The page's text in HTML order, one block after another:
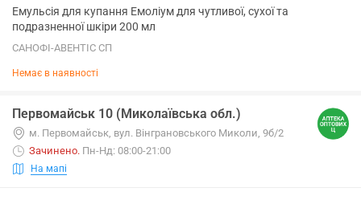
Емульсія для купання Емоліум для чутливої, сухої та
подразненної шкіри 200 мл
САНОФІ-АВЕНТІС СП
Немає в наявності
Первомайськ 10 (Миколаївська обл.)
м. Первомайськ, вул. Вінграновського Миколи, 9б/2
Зачинено. Пн-Нд: 08:00-21:00
На мапі